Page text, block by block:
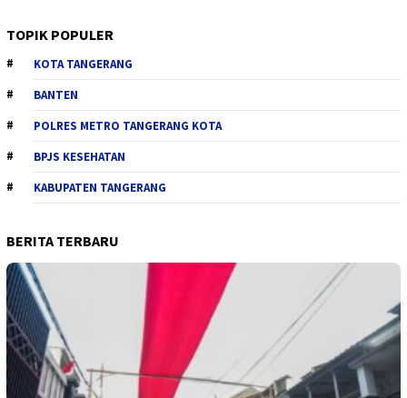
TOPIK POPULER
KOTA TANGERANG
BANTEN
POLRES METRO TANGERANG KOTA
BPJS KESEHATAN
KABUPATEN TANGERANG
BERITA TERBARU